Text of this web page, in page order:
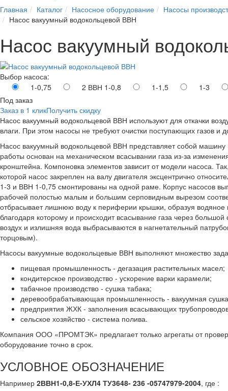
Главная
Каталог Насосное оборудование
Насосы
Насос вакуумный водокольцевой ВВН
Насос вакуумный
Выбор насоса:
1-0,75
2 ВВН 1-0,8 1-1,5
1-3
Под заказ
Заказ в 1 кликПолучить скидку
Насос вакуумный водокольцевой ВВН используют для откачки
влаги. При этом насосы не требуют очистки поступающих газов и
Насос вакуумный водокольцевой ВВН представляет собой
работы основан на механическом всасывании газа из-за
кронштейна. Компоновка элементов зависит от модели насоса.
которой насос закреплен на валу двигателя эксцентрично
1-3 и ВВН 1-0,75 смонтированы на одной раме. Корпус насосов
рабочей полостью малым и большим серповидным вырезом
отбрасывает лишнюю воду к периферии крышки, образуя водяное
благодаря которому и происходит всасывание газа через
воздух и излишняя вода выбрасываются в нагнетательный
торцовым).
Насосы вакуумные водокольцевые ВВН выполняют множество
пищевая промышленность - дегазация растительных масел;
кондитерское производство - ускорение варки карамели;
табачное производство - сушка табака;
деревообрабатывающая промышленность - вакуумная
предприятия ЖХК - заполнения всасывающих
сельское хозяйство - система полива.
Компания ООО «ПРОМТЭК» предлагает только агрегаты от
оборудование точно в срок.
УСЛОВНОЕ ОБОЗНАЧЕНИЕ
Например 2ВВН1-0,8-Е-УХЛ4 ТУ3648- 236 -05747979-2004, где :